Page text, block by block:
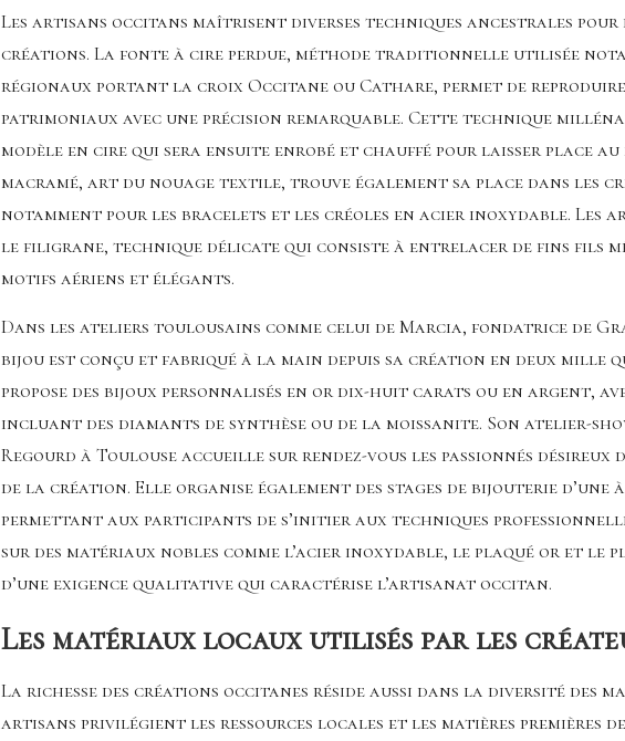
Les artisans occitans maîtrisent diverses techniques ancestrales pour
créations. La fonte à cire perdue, méthode traditionnelle utilisée
régionaux portant la croix Occitane ou Cathare, permet de reproduire
patrimoniaux avec une précision remarquable. Cette technique
modèle en cire qui sera ensuite enrobé et chauffé pour laisser place au
macramé, art du nouage textile, trouve également sa place dans les
notamment pour les bracelets et les créoles en acier inoxydable. Les
le filigrane, technique délicate qui consiste à entrelacer de fins fils
motifs aériens et élégants.
Dans les ateliers toulousains comme celui de Marcia, fondatrice de
bijou est conçu et fabriqué à la main depuis sa création en deux mille
propose des bijoux personnalisés en or dix-huit carats ou en argent,
incluant des diamants de synthèse ou de la moissanite. Son atelier-
Regourd à Toulouse accueille sur rendez-vous les passionnés désireux
de la création. Elle organise également des stages de bijouterie d’une
permettant aux participants de s’initier aux techniques
sur des matériaux nobles comme l’acier inoxydable, le plaqué or et le
d’une exigence qualitative qui caractérise l’artisanat occitan.
Les matériaux locaux utilisés par les
La richesse des créations occitanes réside aussi dans la diversité des
artisans privilégient les ressources locales et les matières premières